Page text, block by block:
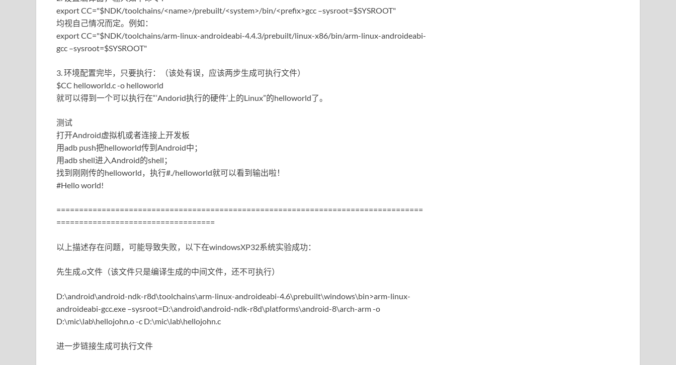
export CC="$NDK/toolchains/<name>/prebuilt/<system>/bin/<prefix>gcc –sysroot=$SYSROOT"
均视自己情况而定。例如：
export CC="$NDK/toolchains/arm-linux-androideabi-4.4.3/prebuilt/linux-x86/bin/arm-linux-androideabi-
gcc –sysroot=$SYSROOT"
3. 环境配置完毕，只要执行：（该处有误，应该两步生成可执行文件）
$CC helloworld.c -o helloworld
就可以得到一个可以执行在“‘Andorid执行的硬件’上的Linux”的helloworld了。
测试
打开Android虚拟机或者连接上开发板
用adb push把helloworld传到Android中；
用adb shell进入Android的shell；
找到刚刚传的helloworld，执行#./helloworld就可以看到输出啦！
#Hello world!
=================================================================================
===================================
以上描述存在问题，可能导致失败，以下在windowsXP32系统实验成功：
先生成.o文件（该文件只是编译生成的中间文件，还不可执行）
D:\android\android-ndk-r8d\toolchains\arm-linux-androideabi-4.6\prebuilt\windows\bin>arm-linux-
androideabi-gcc.exe –sysroot=D:\android\android-ndk-r8d\platforms\android-8\arch-arm -o
D:\mic\lab\hellojohn.o -c D:\mic\lab\hellojohn.c
进一步链接生成可执行文件